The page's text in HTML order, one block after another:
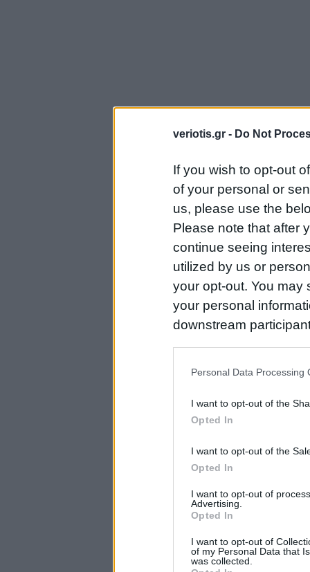
veriotis.gr - Do Not
If you wish to opt-out
of your personal or
us, please use the
Please note that after
continue seeing
utilized by us or
your opt-out. You may
your personal
downstream
us to third parties on
Personal Data Processing
I want to opt-out of the
Opted In
I want to opt-out of the
Opted In
I want to opt-out of
Advertising.
Opted In
I want to opt-out of
of my Personal Data that
was collected.